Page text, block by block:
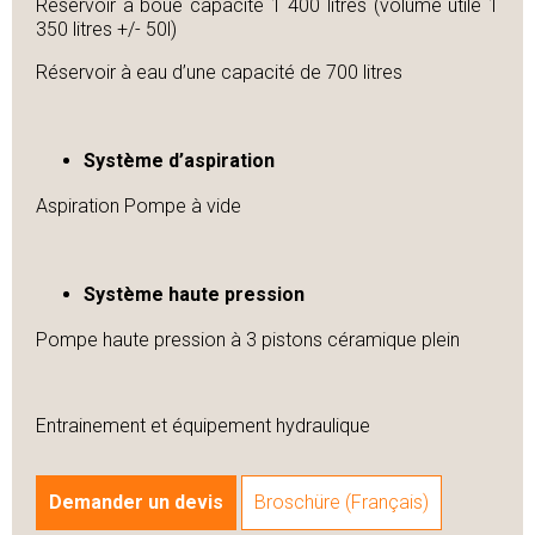
Réservoir à boue capacité 1 400 litres (volume utile 1
350 litres +/- 50l)
Réservoir à eau d’une capacité de 700 litres
Système d’aspiration
Aspiration Pompe à vide
Système haute pression
Pompe haute pression à 3 pistons céramique plein
Entrainement et équipement hydraulique
Demander un devis Broschüre (Français)